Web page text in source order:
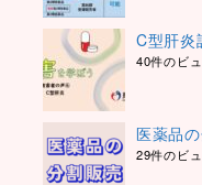
C型肝炎
40件のビ
医薬品
29件のビ